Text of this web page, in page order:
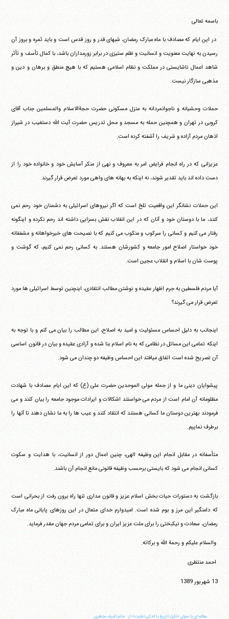
باسمه تعالی
در این ایام که مصادف با ماه مبارک رمضان، شبهای قدر و روز قدس است و باید ثمره و بروز آن
رسیدن به نهایت معنویت و انسانیت و ظلم ستیزی در برابر زورمداران باشد، با کمال تأسف و تأثر
شاهد اعمال ناشایستی در مملکت و نظام اسلامی هستیم که با هیچ منطق و برهان و دین و
مذهبی سازگار نیست.
حملات وحشیانه و ناجوانمردانه به منزل مسکونی حضرت حجةالاسلام والمسلمین جناب آقای
کروبی در تهران و همچنین حمله به مسجد و محل تدریس حضرت آیت الله دستغیب در شیراز
اذهان مردم آزاده و شریف را آشفته کرده است.
عزیزانی که در راه انجام فرایض امر به معروف و نهی از منکر آسایش خود و خانواده خود را از
دست داده اند باید تقدیر شوند، نه اینکه به بهانه های واهی مورد تعرض قرار گیرند.
این حملات نشانگر این واقعیت تلخ است که اگر نیروهای اسرائیلی به دشمنان خود رحم نمی
کنند، ما با دوستان خود و آنان که در این انقلاب نقش بسزایی داشته اند رحم نکرده و اینگونه
رفتار می کنیم و کسانی را سرکوب و منکوب می کنیم که با نصیحت های خیرخواهانه و مشفقانه
خود خواستار اصلاح امور جامعه و کشورشان هستند. به کسانی رحم نمی کنیم، که گوشت و
پوست شان با اسلام و انقلاب عجین است.
آیا مردم فلسطین به جرم اظهار عقیده و نوشتن مطالب انتقادی، اینچنین توسط اسرائیلی ها مورد
تعرض قرار می گیرند؟
اینجانب به دلیل احساس مسئولیت و امید به اصلاح، این مطالب را بیان می کنم و با توجه به
اینکه تمامی این مسائل در نظامی که به نام اسلام بنا شده و آزادی عقیده و بیان در قانون اساسی
آن تصریح شده است اتفاق میافتد این احساس وظیفه دو چندان می شود.
پیشوایان دینی ما و از جمله مولی الموحدین حضرت علی (ع) که این ایام مصادف با شهادت
مظلومانه آن امام است از مردم می خواستند اشکالات و ایرادات موجود جامعه را بیان کنند و می
فرمودند بهترین دوستان ما کسانی هستند که انتقاد کنند و عیب ها را به ما نشان دهند تا آنها را
برطرف نماییم.
متأسفانه در مقابل انجام این وظیفه الهی، چنین اعمال دور از انسانیت، با هدایت و سکوت
کسانی انجام می شود که بایستی برحسب وظیفه قانونی مانع انجام آن باشند.
بازگشت به دستورات حیات بخش اسلام عزیز و قانون مداری تنها راه برون رفت از بحرانی است
که دامنگیر این مرز و بوم شده است. امیدوارم خدای متعال در این روزهای پایانی ماه مبارک
رمضان، سعادت و نیکبختی را برای ملت عزیز ایران و برای تمامی مردم جهان مقدر فرماید.
والسلام علیکم و رحمة الله و برکاته.
احمد منتظری
13 شهریور 1389
مقاله ای با عنوان «تکرار تاریخ با اندکی تفاوت» از : خانم اشرف منتظری
وب سایت رسمی آیت‌الله منتظری
ایران
،میدان مصلّی، بلوار شهید محمّد منتظری، كوچه
شماره ٨
کد پستی: 3713744381
فکس37740015-25-98+